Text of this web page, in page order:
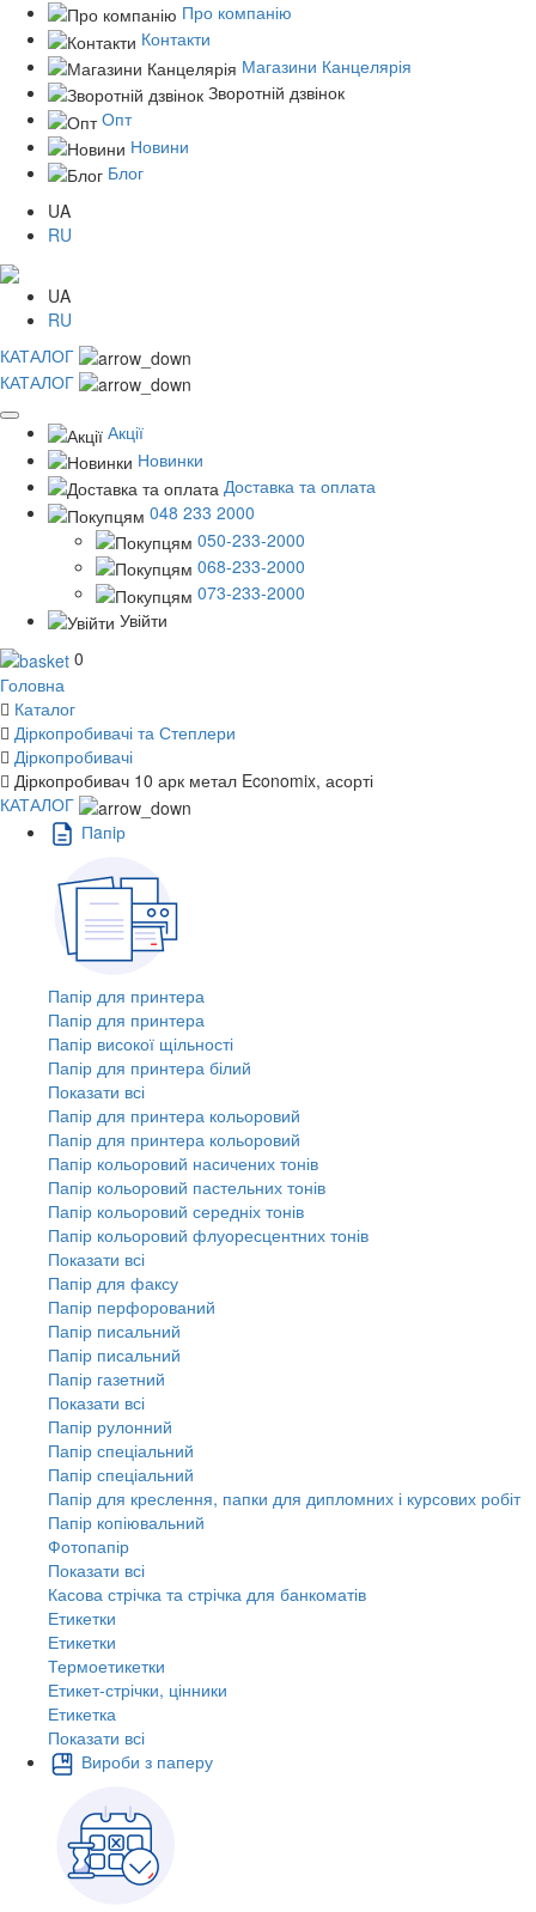
Про компанію
Контакти
Магазини Канцелярія
Зворотній дзвінок
Опт
Новини
Блог
UA
RU
UA
RU
КАТАЛОГ
КАТАЛОГ
Акції
Новинки
Доставка та оплата
048 233 2000
050-233-2000
068-233-2000
073-233-2000
Увійти
0
Головна
Каталог
Діркопробивачі та Степлери
Діркопробивачі
Діркопробивач 10 арк метал Economix, асорті
КАТАЛОГ
Пaпiр
Папір для принтера
Папір для принтера
Папір високої щільності
Папір для принтера білий
Показати всі
Папір для принтера кольоровий
Папір для принтера кольоровий
Папір кольоровий насичених тонів
Папір кольоровий пастельних тонів
Папір кольоровий середніх тонів
Папір кольоровий флуоресцентних тонів
Показати всі
Папір для факсу
Папір перфорований
Папір писальний
Папір писальний
Папір газетний
Показати всі
Папір рулонний
Папір спеціальний
Папір спеціальний
Папір для креслення, папки для дипломних і курсових робіт
Папір копіювальний
Фотопапір
Показати всі
Касова стрічка та стрічка для банкоматів
Етикетки
Етикетки
Термоетикетки
Етикет-стрічки, цінники
Етикетка
Показати всі
Вироби з паперу